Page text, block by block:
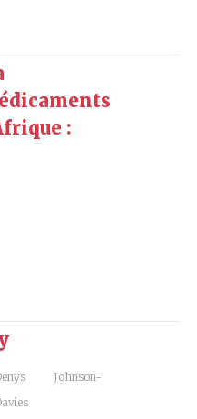
:
Johnson-